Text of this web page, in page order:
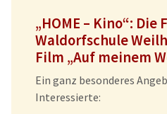
„HOME – Kino“: Die
Waldorfschule
Film „Auf meinem
Ein ganz besonderes
Interessierte: